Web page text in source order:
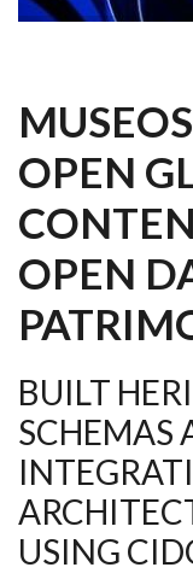
OPEN
OPEN
BUILT
SCHEMAS
USING